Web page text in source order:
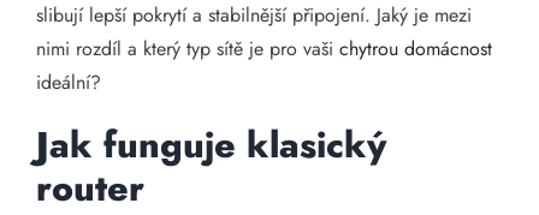
slibují lepší pokrytí a stabilnější připojení. Jaký je mezi
nimi rozdíl a který typ sítě je pro vaši chytrou domácnost
ideální?
Jak funguje klasický
router